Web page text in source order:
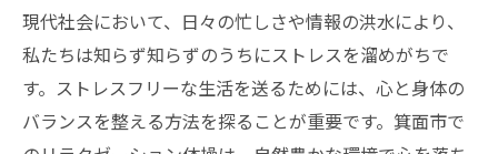
現代社会において、日々の忙しさや情報の洪水により、
私たちは知らず知らずのうちにストレスを溜めがちで
す。ストレスフリーな生活を送るためには、心と身体の
バランスを整える方法を探ることが重要です。箕面市で